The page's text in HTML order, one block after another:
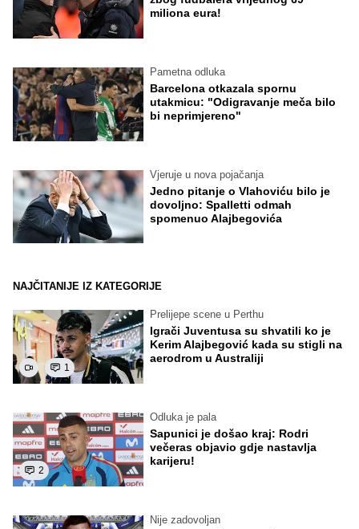
miliona eura!
Pametna odluka
Barcelona otkazala spornu
utakmicu: "Odigravanje meča bilo
bi neprimjereno"
Vjeruje u nova pojačanja
Jedno pitanje o Vlahoviću bilo je
dovoljno: Spalletti odmah
spomenuo Alajbegovića
NAJČITANIJE IZ KATEGORIJE
1
Prelijepe scene u Perthu
Igrači Juventusa su shvatili ko je
Kerim Alajbegović kada su stigli na
aerodrom u Australiji
2
Odluka je pala
Sapunici je došao kraj: Rodri
večeras objavio gdje nastavlja
karijeru!
Nije zadovoljan